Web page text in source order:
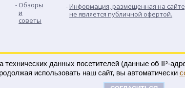
Обзоры
и
советы
Информация, размещенная на
не является публичной офертой.
и не
Контакты
Карта сайта
данных посетителей (данные об IP-
использовать наш сайт, вы автоматически